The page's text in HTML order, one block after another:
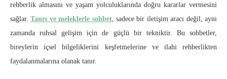
rehberlik almasını ve yaşam yolculuklarında doğru kararlar vermesini
sağlar.Tanrı ve meleklerle sohbet, sadece bir iletişim aracı değil, aynı
zamanda ruhsal gelişim için de güçlü bir tekniktir. Bu sohbetler,
bireylerin içsel bilgeliklerini keşfetmelerine ve ilahi rehberlikten
faydalanmalarına olanak tanır.